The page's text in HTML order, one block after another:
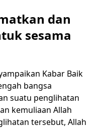
dan
sesama
Kabar Baik
bangsa
suatu penglihatan
kemuliaan Allah
tersebut, Allah